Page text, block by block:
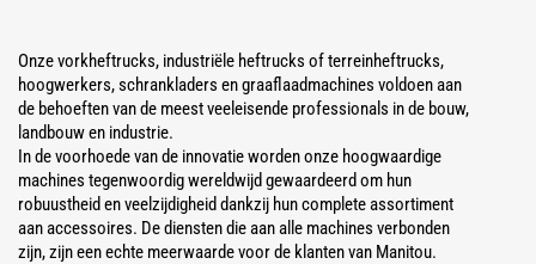
Onze vorkheftrucks, industriële heftrucks of terreinheftrucks,
hoogwerkers, schrankladers en graaflaadmachines voldoen aan
de behoeften van de meest veeleisende professionals in de bouw,
landbouw en industrie.
In de voorhoede van de innovatie worden onze hoogwaardige
machines tegenwoordig wereldwijd gewaardeerd om hun
robuustheid en veelzijdigheid dankzij hun complete assortiment
aan accessoires. De diensten die aan alle machines verbonden
zijn, zijn een echte meerwaarde voor de klanten van Manitou.